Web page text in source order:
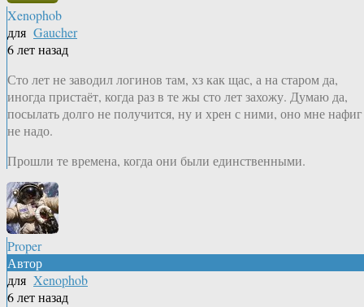
Xenophob
для Gaucher
6 лет назад
Сто лет не заводил логинов там, хз как щас, а на старом да,
иногда пристаёт, когда раз в те жы сто лет захожу. Думаю да,
посылать долго не получится, ну и хрен с ними, оно мне нафиг
не надо.
Прошли те времена, когда они были единственными.
Proper
Автор
для Xenophob
6 лет назад